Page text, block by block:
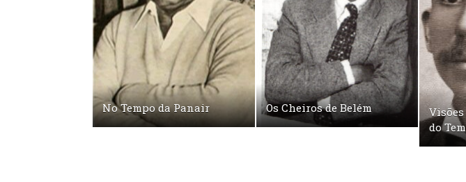
No Tempo da Panair Os Cheiros de Belém
do